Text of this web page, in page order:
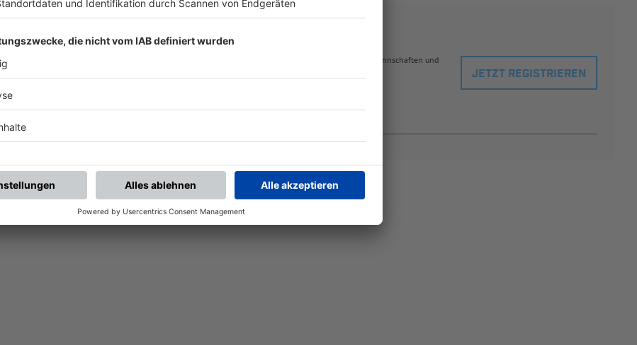
Nach der Registrierung kannst du dir Favoriten setzen. So bist du ganz nah an deinen Lieblingsspielern, Mannschaften und
Ligen, die dann direkt hier angezeigt werden.
JETZT REGISTRIEREN